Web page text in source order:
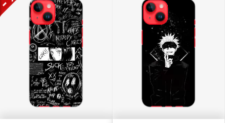
додати зручності в користуванні.